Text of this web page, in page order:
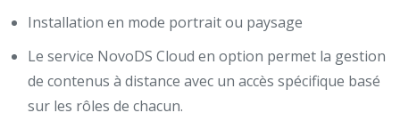
Installation en mode portrait ou paysage
Le service NovoDS Cloud en option permet la gestion
de contenus à distance avec un accès spécifique basé
sur les rôles de chacun.